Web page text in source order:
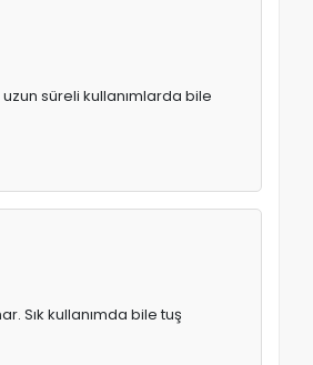
uzun süreli kullanımlarda bile
Sık kullanımda bile tuş